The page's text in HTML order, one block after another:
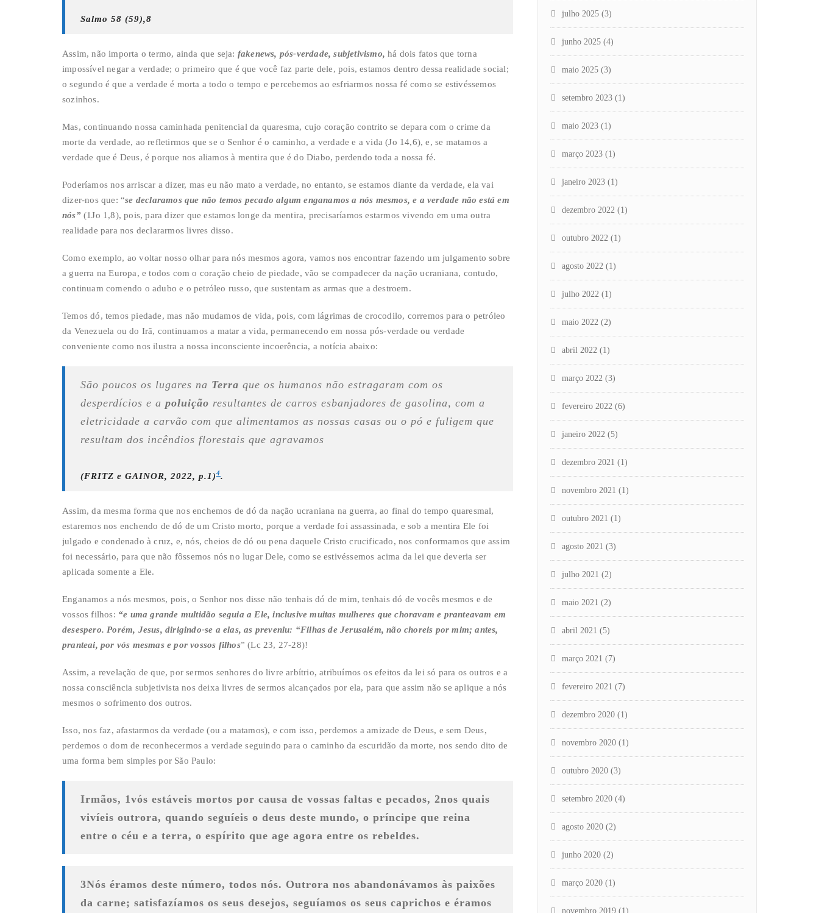
Salmo 58 (59),8
Assim, não importa o termo, ainda que seja: fakenews, pós-verdade, subjetivismo,há dois fatos que torna
impossível negar a verdade; o primeiro que é que você faz parte dele, pois, estamos dentro dessa realidade social;
o segundo é que a verdade é morta a todo o tempo e percebemos ao esfriarmos nossa fé como se estivéssemos
sozinhos.
Mas, continuando nossa caminhada penitencial da quaresma, cujo coração contrito se depara com o crime da
morte da verdade, ao refletirmos que se o Senhor é o caminho, a verdade e a vida (Jo 14,6), e, se matamos a
verdade que é Deus, é porque nos aliamos à mentira que é do Diabo, perdendo toda a nossa fé.
Poderíamos nos arriscar a dizer, mas eu não mato a verdade, no entanto, se estamos diante da verdade, ela vai
dizer-nos que: “se declaramos que não temos pecado algum enganamos a nós mesmos, e a verdade não está em
nós”(1Jo 1,8), pois, para dizer que estamos longe da mentira, precisaríamos estarmos vivendo em uma outra
realidade para nos declararmos livres disso.
Como exemplo, ao voltar nosso olhar para nós mesmos agora, vamos nos encontrar fazendo um julgamento sobre
a guerra na Europa, e todos com o coração cheio de piedade, vão se compadecer da nação ucraniana, contudo,
continuam comendo o adubo e o petróleo russo, que sustentam as armas que a destroem.
Temos dó, temos piedade, mas não mudamos de vida, pois, com lágrimas de crocodilo, corremos para o petróleo
da Venezuela ou do Irã, continuamos a matar a vida, permanecendo em nossa pós-verdade ou verdade
conveniente como nos ilustra a nossa inconsciente incoerência, a notícia abaixo:
São poucos os lugares na Terra que os humanos não estragaram com os
desperdícios e a poluição resultantes de carros esbanjadores de gasolina, com a
eletricidade a carvão com que alimentamos as nossas casas ou o pó e fuligem que
resultam dos incêndios florestais que agravamos
(FRITZ e GAINOR, 2022, p.1)4.
Assim, da mesma forma que nos enchemos de dó da nação ucraniana na guerra, ao final do tempo quaresmal,
estaremos nos enchendo de dó de um Cristo morto, porque a verdade foi assassinada, e sob a mentira Ele foi
julgado e condenado à cruz, e, nós, cheios de dó ou pena daquele Cristo crucificado, nos conformamos que assim
foi necessário, para que não fôssemos nós no lugar Dele, como se estivéssemos acima da lei que deveria ser
aplicada somente a Ele.
Enganamos a nós mesmos, pois, o Senhor nos disse não tenhais dó de mim, tenhais dó de vocês mesmos e de
vossos filhos: “e uma grande multidão seguia a Ele, inclusive muitas mulheres que choravam e pranteavam em
desespero. Porém, Jesus, dirigindo-se a elas, as preveniu: “Filhas de Jerusalém, não choreis por mim; antes,
pranteai, por vós mesmas e por vossos filhos” (Lc 23, 27-28)!
Assim, a revelação de que, por sermos senhores do livre arbítrio, atribuímos os efeitos da lei só para os outros e a
nossa consciência subjetivista nos deixa livres de sermos alcançados por ela, para que assim não se aplique a nós
mesmos o sofrimento dos outros.
Isso, nos faz, afastarmos da verdade (ou a matamos), e com isso, perdemos a amizade de Deus, e sem Deus,
perdemos o dom de reconhecermos a verdade seguindo para o caminho da escuridão da morte, nos sendo dito de
uma forma bem simples por São Paulo:
Irmãos, 1vós estáveis mortos por causa de vossas faltas e pecados, 2nos quais
vivíeis outrora, quando seguíeis o deus deste mundo, o príncipe que reina
entre o céu e a terra, o espírito que age agora entre os rebeldes.
3Nós éramos deste número, todos nós. Outrora nos abandonávamos às paixões
da carne; satisfazíamos os seus desejos, seguíamos os seus caprichos e éramos
julho 2025 (3)
junho 2025 (4)
maio 2025 (3)
setembro 2023 (1)
maio 2023 (1)
março 2023 (1)
janeiro 2023 (1)
dezembro 2022 (1)
outubro 2022 (1)
agosto 2022 (1)
julho 2022 (1)
maio 2022 (2)
abril 2022 (1)
março 2022 (3)
fevereiro 2022 (6)
janeiro 2022 (5)
dezembro 2021 (1)
novembro 2021 (1)
outubro 2021 (1)
agosto 2021 (3)
julho 2021 (2)
maio 2021 (2)
abril 2021 (5)
março 2021 (7)
fevereiro 2021 (7)
dezembro 2020 (1)
novembro 2020 (1)
outubro 2020 (3)
setembro 2020 (4)
agosto 2020 (2)
junho 2020 (2)
março 2020 (1)
novembro 2019 (1)